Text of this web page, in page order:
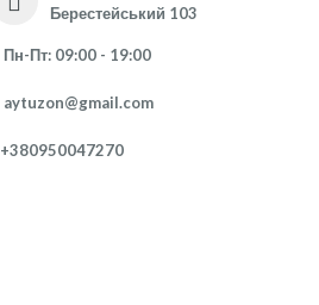
Берестейський 103
Пн-Пт: 09:00 - 19:00
aytuzon@gmail.com
+380950047270